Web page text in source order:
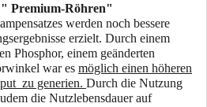
" Premium-Röhren"
werden noch bessere
erzielt. Durch einem
Phosphor, einem geänderten
war es möglich einen höheren
zu generien. Durch die Nutzung
die Nutzlebensdauer auf